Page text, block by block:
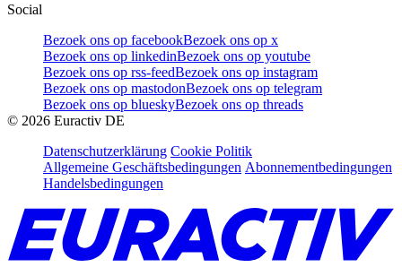
Social
Bezoek ons op facebookBezoek ons op x
Bezoek ons op linkedinBezoek ons op youtube
Bezoek ons op rss-feedBezoek ons op instagram
Bezoek ons op mastodonBezoek ons op telegram
Bezoek ons op blueskyBezoek ons op threads
© 2026 Euractiv DE
Datenschutzerklärung Cookie Politik
Allgemeine Geschäftsbedingungen Abonnementbedingungen
Handelsbedingungen